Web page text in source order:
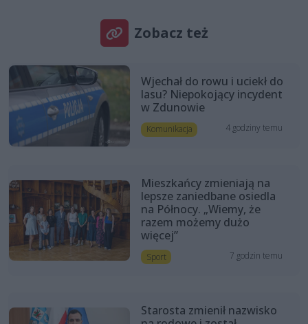
Zobacz też
Wjechał do rowu i uciekł do
lasu? Niepokojący incydent
w Zdunowie
Komunikacja 4 godziny temu
Mieszkańcy zmieniają na
lepsze zaniedbane osiedla
na Północy. „Wiemy, że
razem możemy dużo
więcej”
Sport 7 godzin temu
Starosta zmienił nazwisko